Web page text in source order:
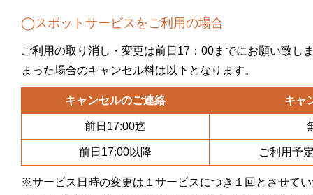
◯スポットサービスをご利用の場合
ご利用の取り消し・変更は前日17：00までにお願い致し
まった場合のキャンセル料は以下となります。
キャンセルのご連絡 キャ
前日17:00迄
前日17:00以降 ご利用予
※サービス日時の変更は１サービスにつき１回とさせて